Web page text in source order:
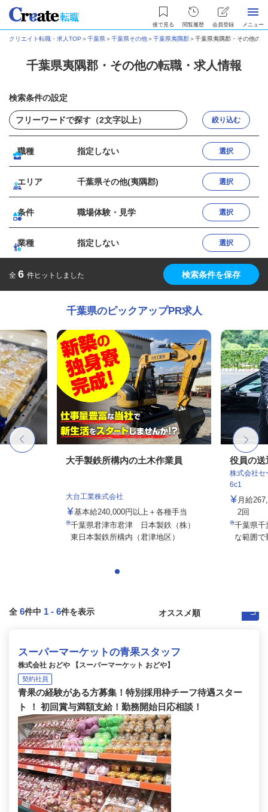
後で見る 閲覧履歴 会員登録 メニュー
クリエイト転職・求人TOP ＞千葉県＞千葉県その他＞千葉県夷隅郡＞千葉県夷隅郡・その他の
千葉県夷隅郡・その他の転職・求人情報
検索条件の設定
絞り込む
職種 指定しない 選択
エリア 千葉県その他(夷隅郡) 選択
条件 職場体験・見学 選択
業種 指定しない 選択
全 6 件ヒットしました 検索条件を保存
千葉県のピックアップPR求人
大手製鉄所構内の土木作業員
大台工業株式会社
基本給240,000円以上＋各種手当
千葉県君津市君津 日本製鉄（株）
東日本製鉄所構内（君津地区）
役員の送
株式会社
6c1
月給
2回
千葉県
な範囲で
全 6件中 1 - 6件を表示
スーパーマーケットの青果スタッフ
株式会社 おどや 【スーパーマーケット おどや】
契約社員
青果の経験がある方募集！特別採用枠チーフ待遇スター
ト ！ 初回賞与満額支給！勤務開始日応相談！